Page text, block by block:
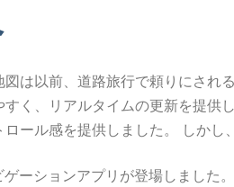
図は以前、道路旅行で頼りにされ
すく、リアルタイムの更新を提供
ロール感を提供しました。 しかし
ゲーションアプリが登場しました